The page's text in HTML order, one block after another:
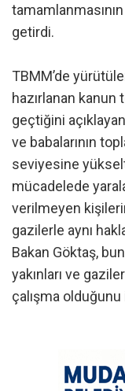
getirdi.
TBMM’de
hazırlanan kanun
geçtiğini
ve babalarının
seviyesine
mücadelede
verilmeyen
gazilerle aynı
Bakan Göktaş,
yakınları ve
çalışma